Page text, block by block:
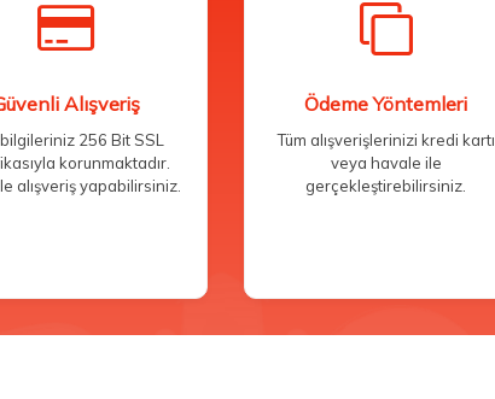
Alışveriş
bilgileriniz 256 Bit SSL
korunmaktadır.
alışveriş yapabilirsiniz.
Ödeme Yöntemleri
Tüm alışverişlerinizi kredi kartı
veya havale ile
gerçekleştirebilirsiniz.